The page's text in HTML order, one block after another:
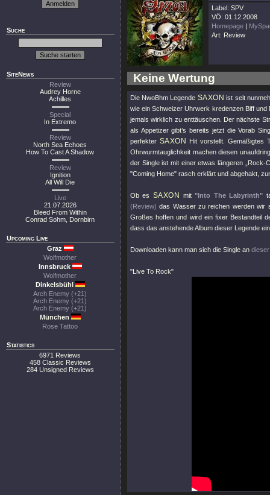
Suche
SiteNews
Review
Audrey Horne
Achilles
Special
In Extremo
Review
North Sea Echoes
How To Cast A Shadow
Review
Ignition
All Will Die
Live
21.07.2026
Bleed From Within
Conrad Sohm, Dornbirn
Upcoming Live
Graz
Wolfmother
Innsbruck
Wolfmother
Dinkelsbühl
Arch Enemy (+21)
Arch Enemy (+21)
Arch Enemy (+21)
München
Rose Tattoo
Statistics
6971 Reviews
458 Classic Reviews
284 Unsigned Reviews
Label: SPV
VÖ: 01.12.2008
Homepage |
Art: Review
Keine Wertung
Die NwoBhm Legende SAXON ist seit
wie ein Schweizer Uhrwerk kredenzen Biff und
jemals wirklich zu enttäuschen. Der nächste
als Appetizer gibt’s bereits jetzt die Vorab
perfekter SAXON
Hit vorstellt. Gemäßigtes
Ohrwurmtauglichkeit machen diesen
der Single ist mit einer etwas längeren „Rock-
"Coming Home" rasch erklärt und abgehakt,
Ob es SAXON mit"Into The Labyrinth"
(Review) das Wasser zu reichen werden wir
Großes hoffen und wird ein fixer Bestandteil
dass das anstehende Album dieser Legende
Downloaden kann man sich die Single an
"Live To Rock"